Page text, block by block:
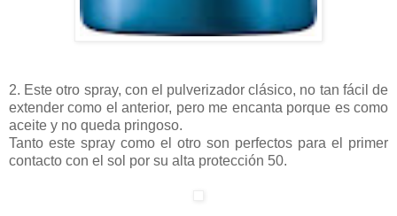
2. Este otro spray, con el pulverizador clásico, no tan fácil de
extender como el anterior, pero me encanta porque es como
aceite y no queda pringoso.
Tanto este spray como el otro son perfectos para el primer
contacto con el sol por su alta protección 50.